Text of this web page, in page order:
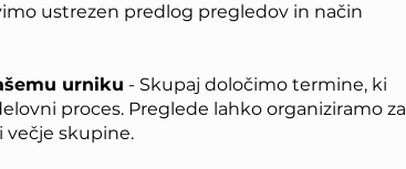
ustrezen predlog pregledov in način
urniku - Skupaj določimo termine, ki
proces. Preglede lahko organiziramo za
večje skupine.